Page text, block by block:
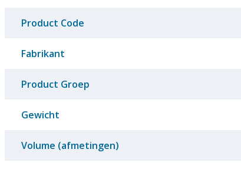
Product Code
Fabrikant
Product Groep
Gewicht
Volume (afmetingen)